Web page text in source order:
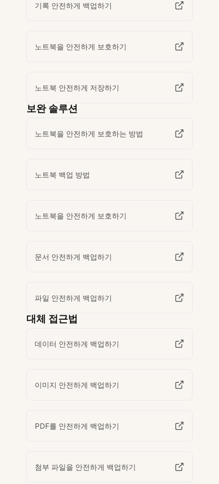
기록 안전하게 백업하기
노트북을 안전하게 보호하기
노트북 안전하게 저장하기
보완 솔루션
노트북을 안전하게 보호하는 방법
노트북 백업 방법
노트북을 안전하게 보호하기
문서 안전하게 백업하기
파일 안전하게 백업하기
대체 접근법
데이터 안전하게 백업하기
이미지 안전하게 백업하기
PDF를 안전하게 백업하기
첨부 파일을 안전하게 백업하기